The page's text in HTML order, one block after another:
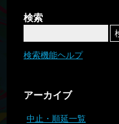
検索
検索機能ヘルプ
アーカイブ
中止・順延一覧